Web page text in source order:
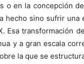
o en la concepción
hecho sino sufrir
Esa transformación
y a gran escala
la que se